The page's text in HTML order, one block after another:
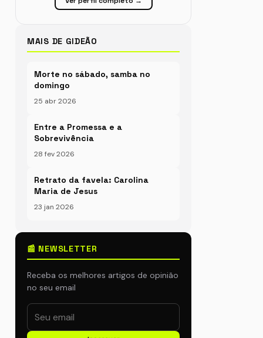
MAIS DE GIDEÃO
Morte no sábado, samba no
domingo
25 abr 2026
Entre a Promessa e a
Sobrevivência
28 fev 2026
Retrato da favela: Carolina
Maria de Jesus
23 jan 2026
📰 NEWSLETTER
Receba os melhores artigos de opinião
no seu email